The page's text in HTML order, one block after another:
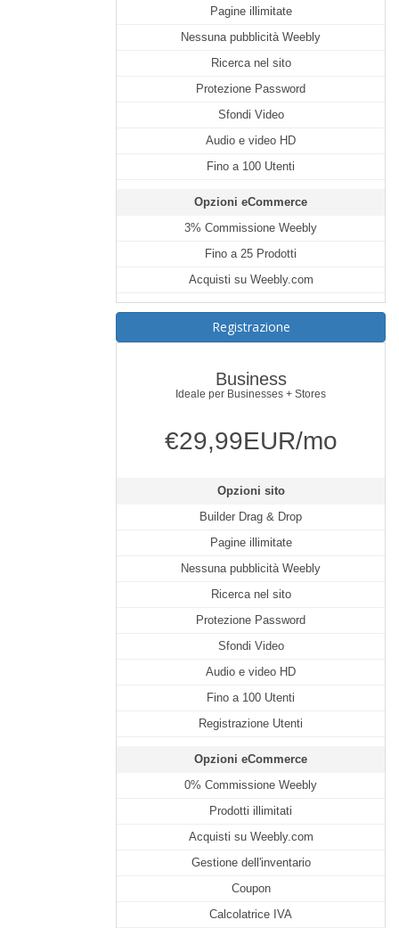
Pagine illimitate
Nessuna pubblicità Weebly
Ricerca nel sito
Protezione Password
Sfondi Video
Audio e video HD
Fino a 100 Utenti
Opzioni eCommerce
3% Commissione Weebly
Fino a 25 Prodotti
Acquisti su Weebly.com
Registrazione
Business
Ideale per Businesses + Stores
€29,99EUR/mo
Opzioni sito
Builder Drag & Drop
Pagine illimitate
Nessuna pubblicità Weebly
Ricerca nel sito
Protezione Password
Sfondi Video
Audio e video HD
Fino a 100 Utenti
Registrazione Utenti
Opzioni eCommerce
0% Commissione Weebly
Prodotti illimitati
Acquisti su Weebly.com
Gestione dell'inventario
Coupon
Calcolatrice IVA